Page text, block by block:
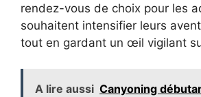
rendez-vous de choix pour les
souhaitent intensifier leurs
tout en gardant un œil vigilant
A lire aussi Canyoning